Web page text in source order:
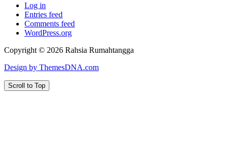
Log in
Entries feed
Comments feed
WordPress.org
Copyright © 2026 Rahsia Rumahtangga
Design by ThemesDNA.com
Scroll to Top